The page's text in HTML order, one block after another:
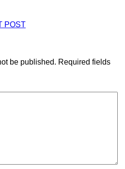
POST
be published. Required fields